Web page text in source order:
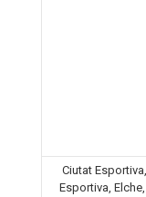
Ciutat
Esportiva,